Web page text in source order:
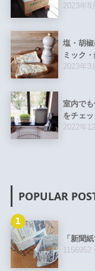
2023年8
塩・胡
ミック
2023年3
室内で
をチェッ
2022年
POPULAR
1
「新聞
1156952